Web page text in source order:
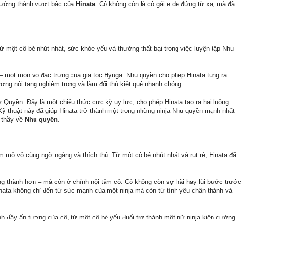
thành vượt bậc của Hinata. Cô không còn là cô gái e dè đứng từ xa, mà đã
cô bé nhút nhát, sức khỏe yếu và thường thất bại trong việc luyện tập Nhu
môn võ đặc trưng của gia tộc Hyuga. Nhu quyền cho phép Hinata tung ra
nội tạng nghiêm trọng và làm đối thủ kiệt quệ nhanh chóng.
Đây là một chiêu thức cực kỳ uy lực, cho phép Hinata tạo ra hai luồng
này đã giúp Hinata trở thành một trong những ninja Nhu quyền mạnh nhất
thầy về Nhu quyền.
vô cùng ngỡ ngàng và thích thú. Từ một cô bé nhút nhát và rụt rè, Hinata đã
thành hơn – mà còn ở chính nội tâm cô. Cô không còn sợ hãi hay lùi bước trước
không chỉ đến từ sức mạnh của một ninja mà còn từ tình yêu chân thành và
đầy ấn tượng của cô, từ một cô bé yếu đuối trở thành một nữ ninja kiên cường